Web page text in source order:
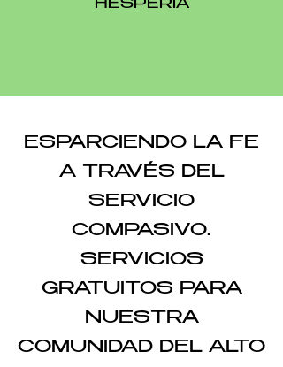
HESPERIA
ESPARCIENDO LA FE
A TRAVÉS DEL
SERVICIO
COMPASIVO.
SERVICIOS
GRATUITOS PARA
NUESTRA
COMUNIDAD DEL ALTO